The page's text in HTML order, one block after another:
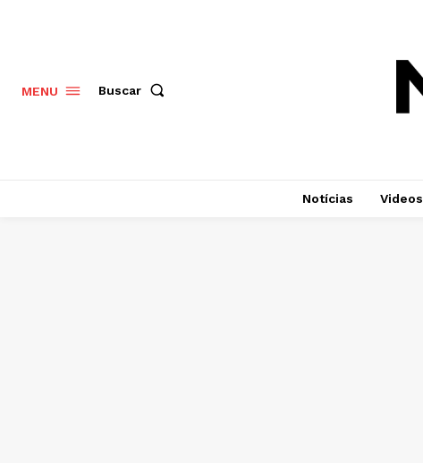
MENU Buscar
Notícias Videos